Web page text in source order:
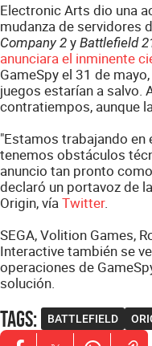
Electronic Arts dio una
mudanza de servidores
Company 2 y Battlefield
anunciara el inminente
GameSpy el 31 de
juegos estarían a salvo.
contratiempos, aunque
"Estamos trabajando en
tenemos obstáculos
anuncio tan pronto
declaró un portavoz de
Origin, víaTwitter.
SEGA, Volition Games,
Interactive también se
operaciones de
solución.
Tags: BATTLEFIELD